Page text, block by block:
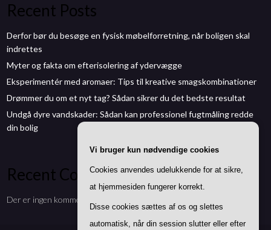
Recent Posts
Derfor bør du besøge en fysisk møbelforretning, når boligen skal
indrettes
Myter og fakta om efterisolering af ydervægge
Eksperimentér med aromaer: Tips til kreative smagskombinationer
Drømmer du om et nyt tag? Sådan sikrer du det bedste resultat
Undgå dyre vandskader: Sådan kan professionel fugtmåling redde
din bolig
Recent Comments
Der er ingen kommentarer at vise.
Vi bruger kun nødvendige cookies
Cookies anvendes udelukkende for at sikre,
at hjemmesiden fungerer korrekt.
Disse cookies sættes af os og slettes
automatisk, når din session slutter eller efter